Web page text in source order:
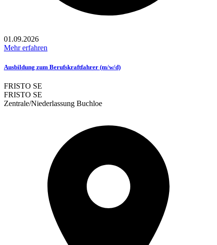
01.09.2026
Mehr erfahren
Ausbildung zum Berufskraftfahrer (m/w/d)
FRISTO SE
FRISTO SE
Zentrale/Niederlassung Buchloe